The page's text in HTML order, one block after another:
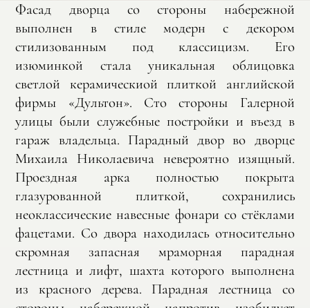
Фасад дворца со стороны набережной
выполнен в стиле модерн с декором
стилизованным под классицизм. Его
изюминкой стала уникальная облицовка
светлой керамическиой плиткой английской
фирмы «Дультон». Сто стороны Галерной
улицы были служебные постройки и въезд в
гараж владельца. Парадный двор во дворце
Михаила Николаевича невероятно изящный.
Проездная арка полностью покрыта
глазурованной плиткой, сохранились
неоклассические навесные фонари со стёклами
фацетами. Со двора находилась относительно
скромная запасная мраморная парадная
лестница и лифт, шахта которого выполнена
из красного дерева. Парадная лестница со